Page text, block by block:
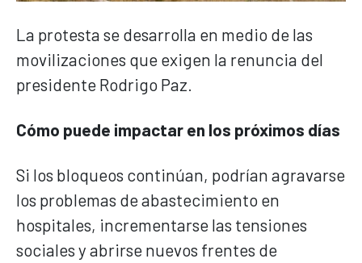
La protesta se desarrolla en medio de las
movilizaciones que exigen la renuncia del
presidente Rodrigo Paz.
Cómo puede impactar en los próximos días
Si los bloqueos continúan, podrían agravarse
los problemas de abastecimiento en
hospitales, incrementarse las tensiones
sociales y abrirse nuevos frentes de